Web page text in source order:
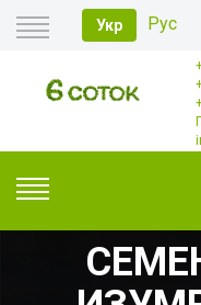
Укр Рус
Главная
Оплата
Доставка